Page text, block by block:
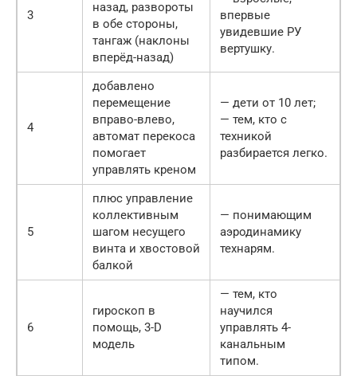
3
назад, развороты
в обе стороны,
тангаж (наклоны
вперёд-назад)
впервые
увидевшие РУ
вертушку.
4
добавлено
перемещение
вправо-влево,
автомат перекоса
помогает
управлять креном
— дети от 10 лет;
— тем, кто с
техникой
разбирается легко.
5
плюс управление
коллективным
шагом несущего
винта и хвостовой
балкой
— понимающим
аэродинамику
технарям.
6
гироскоп в
помощь, 3-D
модель
— тем, кто
научился
управлять 4-
канальным
типом.